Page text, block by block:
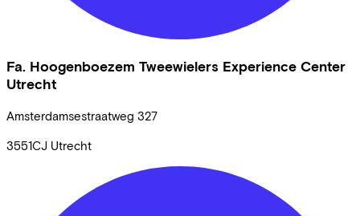
Fa. Hoogenboezem Tweewielers Experience Center
Utrecht
Amsterdamsestraatweg 327
3551CJ Utrecht